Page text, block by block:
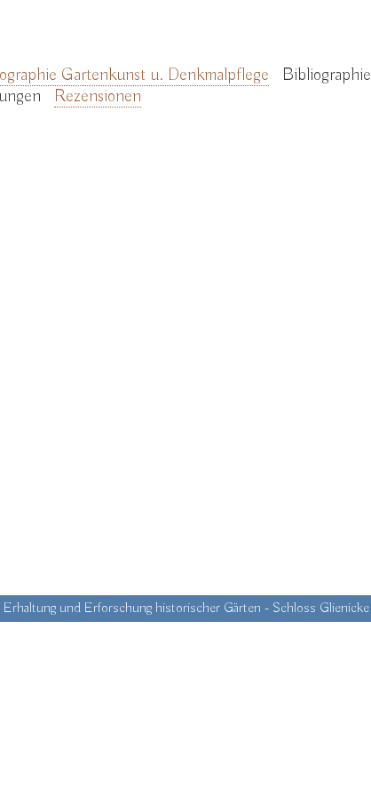
Gartenkunst u. Denkmalpflege
Bibliographie
Rezensionen
Erhaltung und Erforschung historischer Gärten - Schloss Glienicke